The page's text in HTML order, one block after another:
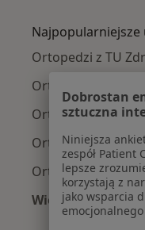
Najpopularniejsze
Ortopedzi z TU
Ortopedzi z
Ortopedzi z Allianz
Ortopedzi z
Ortopedzi z
Więcej (6)
Więcej w
Dobrostan
sztuczna
Niniejsza
zespół Patient
lepsze
korzystają z
jako wsparcia